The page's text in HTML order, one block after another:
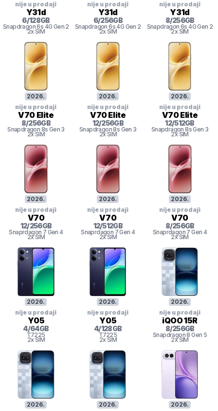
nije u prodaji
Y31d
6/128GB
Snapdragon 6s 4G Gen 2
2x SIM
nije u prodaji
Y31d
6/256GB
Snapdragon 6s 4G Gen 2
2x SIM
nije u prodaji
Y31d
8/256GB
Snapdragon 6s 4G Gen 2
2x SIM
2026.
nije u prodaji
V70 Elite
8/256GB
Snapdragon 8s Gen 3
2x SIM
2026.
nije u prodaji
V70 Elite
12/256GB
Snapdragon 8s Gen 3
2x SIM
2026.
nije u prodaji
V70 Elite
12/512GB
Snapdragon 8s Gen 3
2x SIM
2026.
nije u prodaji
V70
12/256GB
Snaprdagon 7 Gen 4
2x SIM
2026.
nije u prodaji
V70
12/512GB
Snaprdagon 7 Gen 4
2x SIM
2026.
nije u prodaji
V70
8/256GB
Snaprdagon 7 Gen 4
2x SIM
2026.
nije u prodaji
Y05
4/64GB
T7225
2x SIM
2026.
nije u prodaji
Y05
4/128GB
T7225
2x SIM
2026.
nije u prodaji
iQOO 15R
8/256GB
Snapdragon 8 Gen 5
2x SIM
2026.
2026.
2026.